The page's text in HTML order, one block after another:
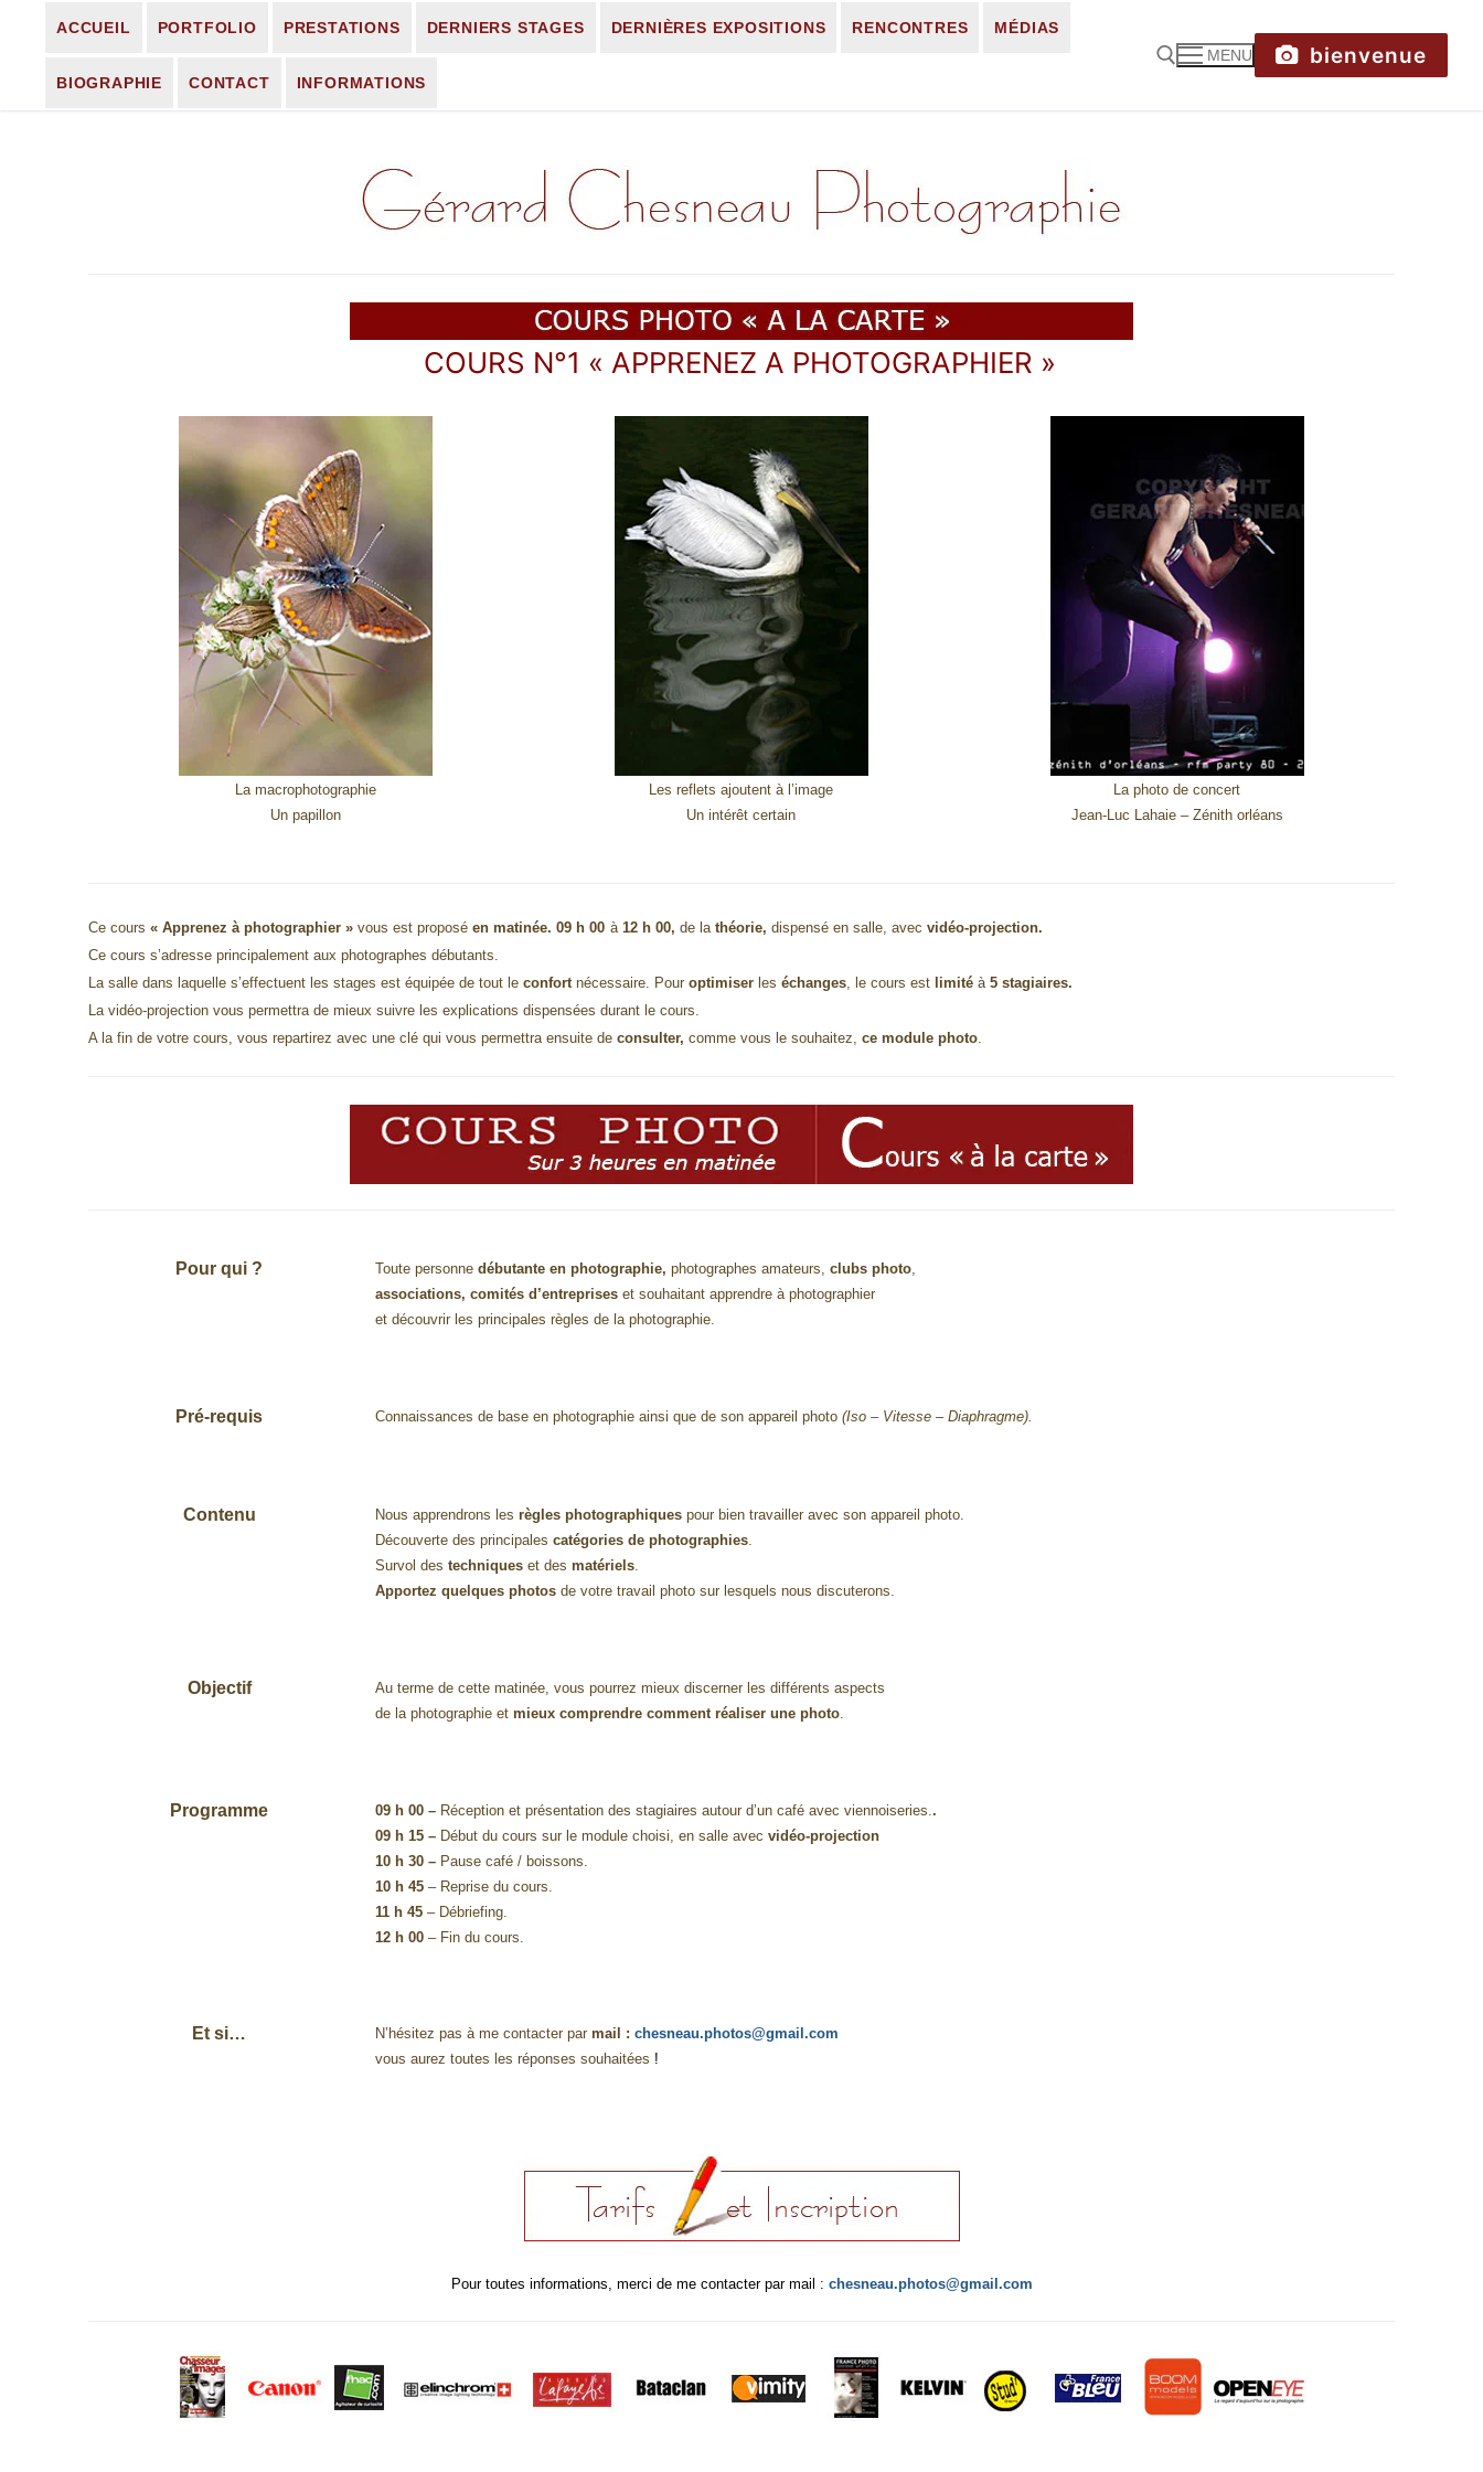
ACCUEIL PORTFOLIO PRESTATIONS DERNIERS STAGES DERNIÈRES EXPOSITIONS RENCONTRES MÉDIAS
BIOGRAPHIE CONTACT INFORMATIONS
MENU bienvenue
COURS N°1 « APPRENEZ A PHOTOGRAPHIER »
La macrophotographie
Un papillon
Les reflets ajoutent à l’image
Un intérêt certain
La photo de concert
Jean-Luc Lahaie – Zénith orléans
Ce cours « Apprenez à photographier » vous est proposé en matinée. 09 h 00 à 12 h 00, de la théorie, dispensé en salle, avec vidéo-projection.
Ce cours s’adresse principalement aux photographes débutants.
a salle dans laquelle s’effectuent les stages est équipée de tout le confort nécessaire. Pour optimiser les échanges , le cours est limité à 5 stagiaires.
La vidéo-projection vous permettra de mieux suivre les explications dispensées durant le cours.
A la fin de votre cours, vous repartirez avec une clé qui vous permettra ensuite de consulter, comme vous le souhaitez, ce module photo
Pour qui ? Toute personnedébutante en photographie, photographes amateurs,clubs photo
associations, comités d’entreprises et souhaitant apprendre à photographier
et découvrir les principales règles de la photographie.
Pré-requis Connaissances de base en photographie ainsi que de son appareil photo(Iso – Vitesse – Diaphragme).
Contenu Nous apprendrons les règles photographiques pour bien travailler avec son appareil photo.
Découverte des principalescatégories de photographies.
Survol des techniqueset desmatériels.
Apportez quelques photos de votre travail photo sur lesquels nous discuterons.
Objectif
Au terme de cette matinée, vous pourrez mieux discerner les différents aspects
de la photographie etmieux comprendre comment réaliser une photo
Programme 09 h 00 – Réception et présentation des stagiaires autour d’un café avec viennoiseries..
09 h 15 – Début du cours sur le module choisi, en salle avecvidéo-projection
10 h 30 – Pause café / boissons.
10 h 45 – Reprise du cours.
11 h 45 – Débriefing.
12 h 00 – Fin du cours.
Et si… N’hésitez pas à me contacter parmail :chesneau.photos@gmail.com
vous aurez toutes les réponses souhaitées !
Pour toutes informations, merci de me contacter par mail : chesneau.photos@gmail.com